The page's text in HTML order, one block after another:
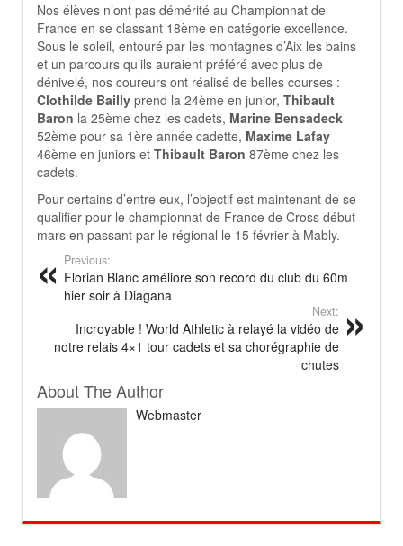
Nos élèves n’ont pas démérité au Championnat de
France en se classant 18ème en catégorie excellence.
Sous le soleil, entouré par les montagnes d’Aix les bains
et un parcours qu’ils auraient préféré avec plus de
dénivelé, nos coureurs ont réalisé de belles courses :
Clothilde Bailly prend la 24ème en junior, Thibault
Baron la 25ème chez les cadets, Marine Bensadeck
52ème pour sa 1ère année cadette, Maxime Lafay
46ème en juniors et Thibault Baron 87ème chez les
cadets.
Pour certains d’entre eux, l’objectif est maintenant de se
qualifier pour le championnat de France de Cross début
mars en passant par le régional le 15 février à Mably.
Previous:
Florian Blanc améliore son record du club du 60m
hier soir à Diagana
Next:
Incroyable ! World Athletic à relayé la vidéo de
notre relais 4×1 tour cadets et sa chorégraphie de
chutes
About The Author
Webmaster